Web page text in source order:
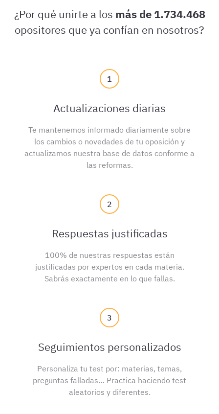
¿Por qué unirte a los más de 1.734.468
opositores que ya confían en nosotros?
1
Actualizaciones diarias
Te mantenemos informado diariamente sobre
los cambios o novedades de tu oposición y
actualizamos nuestra base de datos conforme a
las reformas.
2
Respuestas justificadas
100% de nuestras respuestas están
justificadas por expertos en cada materia.
Sabrás exactamente en lo que fallas.
3
Seguimientos personalizados
Personaliza tu test por: materias, temas,
preguntas falladas… Practica haciendo test
aleatorios y diferentes.